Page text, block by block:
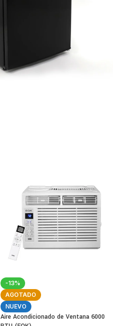
-13%
AGOTADO
NUEVO
Aire Acondicionado de Ventana 6000